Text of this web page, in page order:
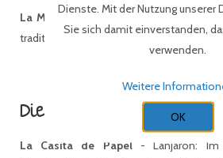
La Marquesina- Restabal: nur am
traditionellen Gerichten neu gedacht. Wir
Die Alpujarras
La Casita de Papel- Lanjaron: Im
Dienste. Mit der Nutzung unserer
Sie sich damit einverstanden,
verwenden.
Weitere
OK